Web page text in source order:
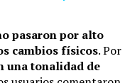
o pasaron por alto
cambios físicos. Por
una tonalidad de